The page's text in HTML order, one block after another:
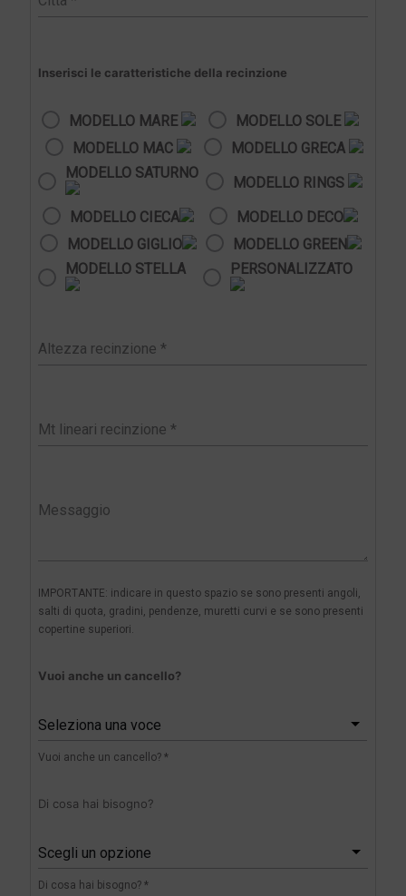
Inserisci le caratteristiche della recinzione
MODELLO MARE
MODELLO SOLE
MODELLO MAC
MODELLO GRECA
MODELLO SATURNO
MODELLO RINGS
MODELLO CIECA
MODELLO DECO
MODELLO GIGLIO
MODELLO GREEN
MODELLO STELLA
PERSONALIZZATO
IMPORTANTE: indicare in questo spazio se sono presenti angoli,
salti di quota, gradini, pendenze, muretti curvi e se sono presenti
copertine superiori.
Vuoi anche un cancello?
Seleziona una voce
Vuoi anche un cancello? *
Di cosa hai bisogno?
Scegli un opzione
Di cosa hai bisogno? *